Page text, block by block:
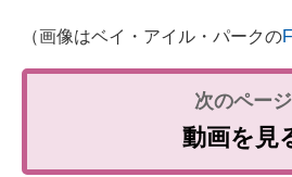
（画像はベイ・アイル・パークの
動画を見